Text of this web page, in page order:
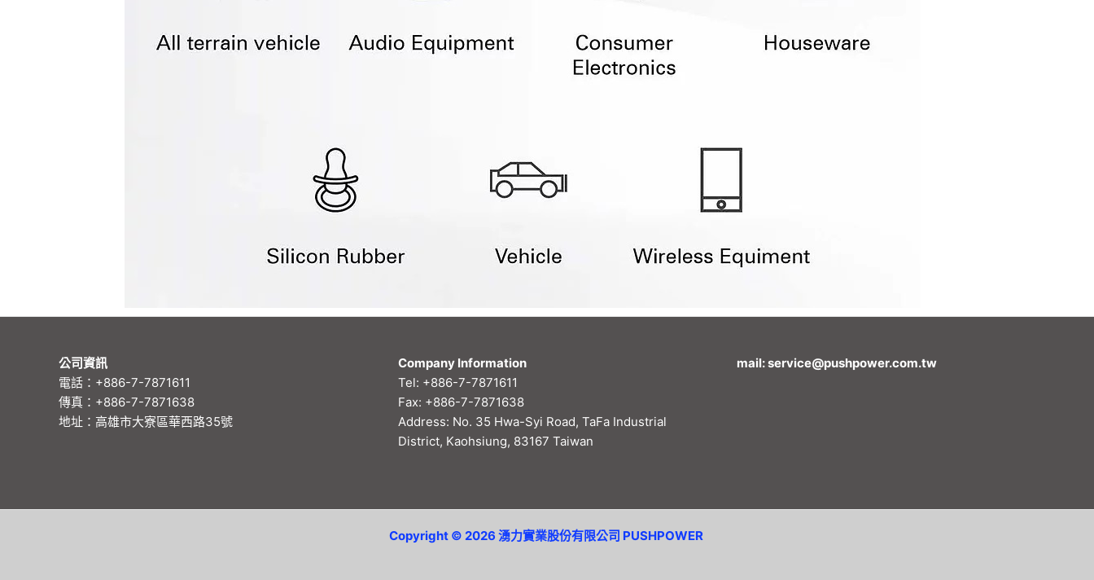
公司資訊
電話：+886-7-7871611
傳真：+886-7-7871638
地址：高雄市大寮區華西路35號
Company Information
Tel: +886-7-7871611
Fax: +886-7-7871638
Address: No. 35 Hwa-Syi Road, TaFa Industrial
District, Kaohsiung, 83167 Taiwan
mail: service@pushpower.com.tw
Copyright © 2026 湧力實業股份有限公司 PUSHPOWER